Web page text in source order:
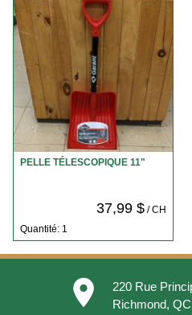
PELLE TÉLESCOPIQUE 11"
37,99 $/ CH
Quantité: 1
place
220 Rue
Richmond,